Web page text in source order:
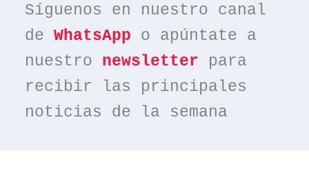
Síguenos en nuestro canal
de WhatsApp o apúntate a
nuestro newsletter para
recibir las principales
noticias de la semana